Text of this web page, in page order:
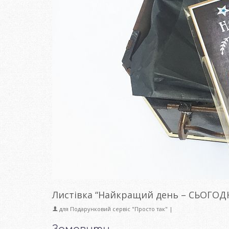
Листівка “Найкращий день –
для Подарунковий сервіс "Просто так" |